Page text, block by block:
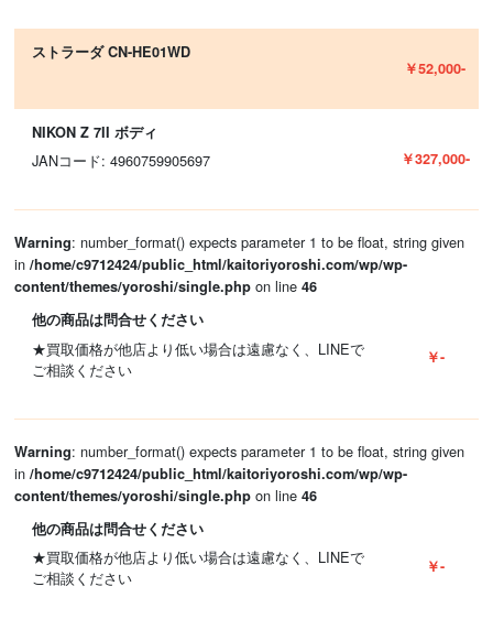
ストラーダ CN-HE01WD
￥52,000-
NIKON Z 7II ボディ
JANコード: 4960759905697 ￥327,000-
Warning: number_format() expects parameter 1 to be float, string given
in /home/c9712424/public_html/kaitoriyoroshi.com/wp/wp-
content/themes/yoroshi/single.phpon line 46
他の商品は問合せください
★買取価格が他店より低い場合は遠慮なく、LINEで
ご相談ください
￥-
Warning: number_format() expects parameter 1 to be float, string given
in /home/c9712424/public_html/kaitoriyoroshi.com/wp/wp-
content/themes/yoroshi/single.phpon line 46
他の商品は問合せください
★買取価格が他店より低い場合は遠慮なく、LINEで
ご相談ください
￥-